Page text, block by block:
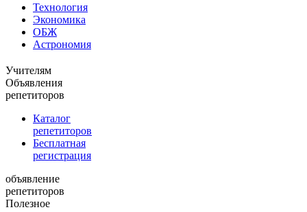
Технология
Экономика
ОБЖ
Астрономия
Учителям
Объявления
репетиторов
Каталог
репетиторов
Бесплатная
регистрация
объявление
репетиторов
Полезное